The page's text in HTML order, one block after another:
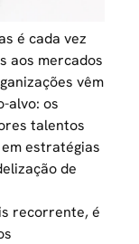
é cada vez
aos mercados
vêm
alvo: os
talentos
estratégias
de
recorrente, é